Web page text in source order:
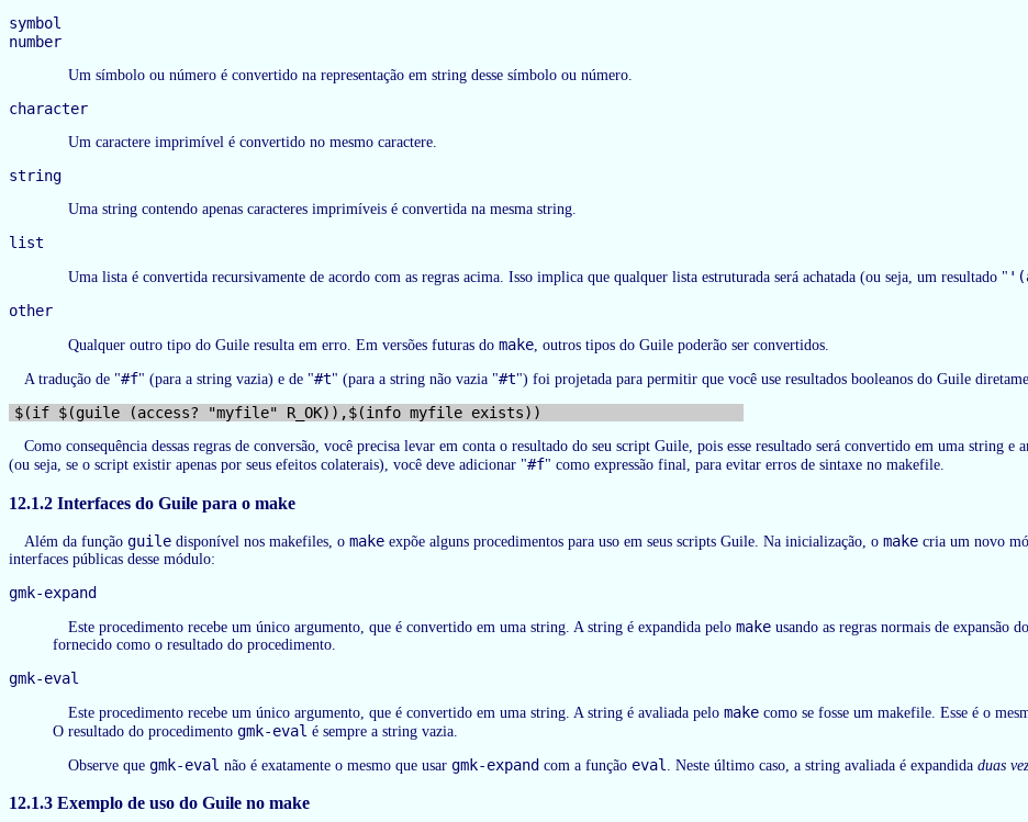
symbol
number
Um símbolo ou número é convertido na representação em string desse símbolo ou número.
character
Um caractere imprimível é convertido no mesmo caractere.
string
Uma string contendo apenas caracteres imprimíveis é convertida na mesma string.
list
Uma lista é convertida recursivamente de acordo com as regras acima. Isso implica que qualquer lista estruturada será achatada (ou seja, um resultado "
other
Qualquer outro tipo do Guile resulta em erro. Em versões futuras do make, outros tipos do Guile poderão ser convertidos.
A tradução de "#f" (para a string vazia) e de "#t" (para a string não vazia "#t") foi projetada para permitir que você use resultados booleanos do Guile
Como consequência dessas regras de conversão, você precisa levar em conta o resultado do seu script Guile, pois esse resultado será convertido em uma string e
(ou seja, se o script existir apenas por seus efeitos colaterais), você deve adicionar "#f" como expressão final, para evitar erros de sintaxe no makefile.
12.1.2 Interfaces do Guile para o make
Além da função guile disponível nos makefiles, o make expõe alguns procedimentos para uso em seus scripts Guile. Na inicialização, o make cria um novo
interfaces públicas desse módulo:
gmk-expand
Este procedimento recebe um único argumento, que é convertido em uma string. A string é expandida pelo make usando as regras normais de expansão do
fornecido como o resultado do procedimento.
gmk-eval
Este procedimento recebe um único argumento, que é convertido em uma string. A string é avaliada pelo make como se fosse um makefile. Esse é o
O resultado do procedimento gmk-eval é sempre a string vazia.
Observe que gmk-eval não é exatamente o mesmo que usar gmk-expand com a função eval . Neste último caso, a string avaliada é expandida duas
12.1.3 Exemplo de uso do Guile no make